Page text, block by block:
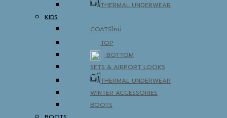
THERMAL UNDERWEAR
KIDS
COATS
TOP
BOTTOM
SETS & AIRPORT LOOKS
THERMAL UNDERWEAR
WINTER ACCESSORIES
BOOTS